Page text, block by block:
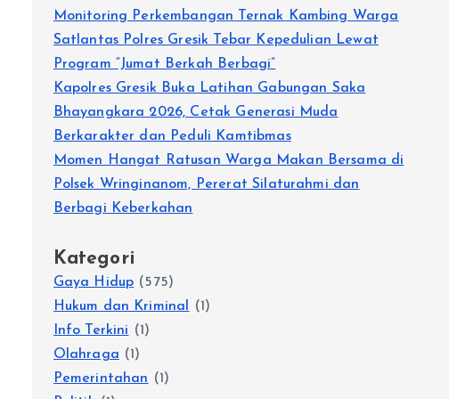
Monitoring Perkembangan Ternak Kambing Warga
Satlantas Polres Gresik Tebar Kepedulian Lewat
Program “Jumat Berkah Berbagi”
Kapolres Gresik Buka Latihan Gabungan Saka
Bhayangkara 2026, Cetak Generasi Muda
Berkarakter dan Peduli Kamtibmas
Momen Hangat Ratusan Warga Makan Bersama di
Polsek Wringinanom, Pererat Silaturahmi dan
Berbagi Keberkahan
Kategori
Gaya Hidup (575)
Hukum dan Kriminal
(1)
Info Terkini (1)
Olahraga (1)
Pemerintahan (1)